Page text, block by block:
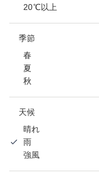
20℃以上
季節
春
夏
秋
天候
晴れ
雨
強風